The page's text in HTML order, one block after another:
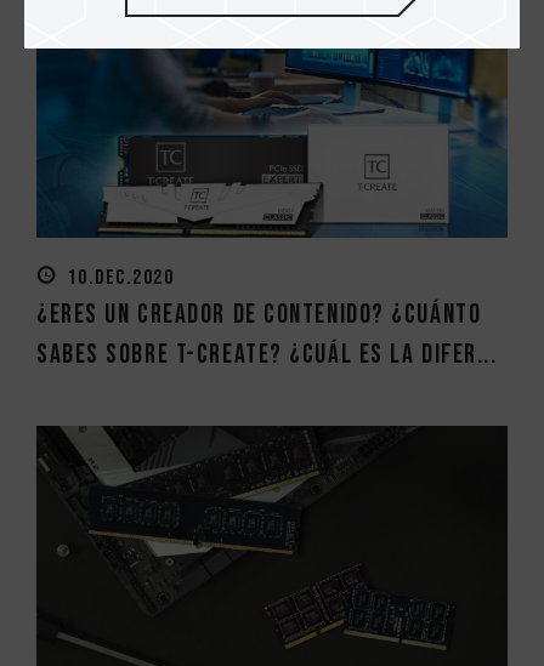
10.DEC.2020
¿Eres un creador de contenido? ¿Cuánto
sabes sobre T-CREATE? ¿Cuál es la difer...